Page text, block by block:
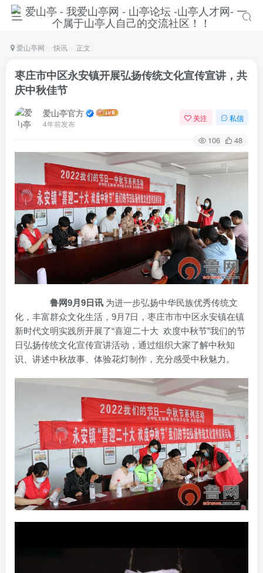
爱山亭网 快讯 正文
枣庄市中区永安镇开展弘扬传统文化宣传宣讲，共
庆中秋佳节
爱山亭官方
4年前发布
关注 私信
106 48
鲁网9月9日讯 为进一步弘扬中华民族优秀传统文
化，丰富群众文化生活，9月7日，枣庄市市中区永安镇在镇
新时代文明实践所开展了“喜迎二十大 欢度中秋节”我们的节
日弘扬传统文化宣传宣讲活动，通过组织大家了解中秋知
识、讲述中秋故事、体验花灯制作，充分感受中秋魅力。